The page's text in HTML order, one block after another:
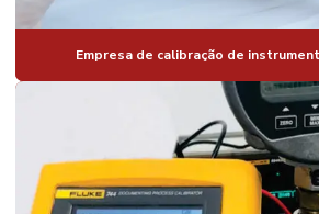
Empresa de calibração de